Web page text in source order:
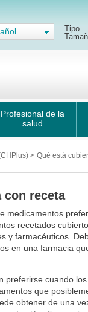
Tipo
Profesional de la
salud
> Qué está
con receta
medicamentos
recetados
y farmacéuticos.
en una farmacia
preferirse cuando los
que
obtener de una